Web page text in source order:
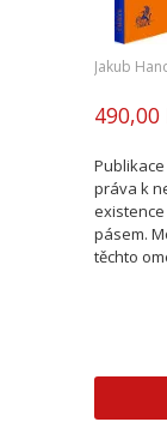
Jakub
490,00
práva k
pásem.
těchto